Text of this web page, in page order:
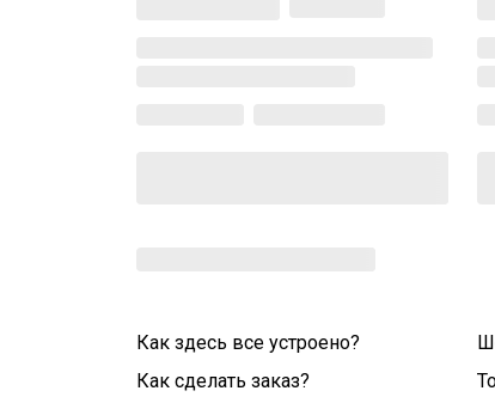
Как здесь все устроено?
Как сделать заказ?